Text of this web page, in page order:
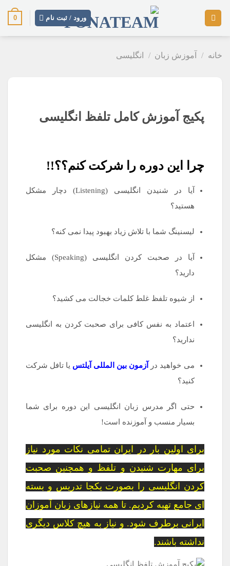
ورود / ثبت نام 0
خانه / آموزش زبان / انگلیسی
پکیج آموزش کامل تلفظ انگلیسی
چرا این دوره را شرکت کنم؟؟!!
آیا در شنیدن انگلیسی (Listening) دچار مشکل
هستید؟
لیسنینگ شما با تلاش زیاد بهبود پیدا نمی کنه؟
آیا در صحبت کردن انگلیسی (Speaking) مشکل
دارید؟
از شیوه تلفظ غلط کلمات خجالت می کشید؟
اعتماد به نفس کافی برای صحبت کردن به انگلیسی
ندارید؟
می خواهید در آزمون بین المللی آیلتس یا تافل شرکت
کنید؟
حتی اگر مدرس زبان انگلیسی این دوره برای شما
بسیار منسب و آموزنده است!
برای اولین بار در ایران تمامی نکات مورد نیاز
برای مهارت شنیدن و تلفظ و همچنین صحبت
کردن انگلیسی را بصورت یکجا تدریس و بسته
ای جامع تهیه کردیم. تا همه نیازهای زبان آموزان
ایرانی برطرف شود. و نیاز به هیچ کلاس دیگری
نداشته باشند.